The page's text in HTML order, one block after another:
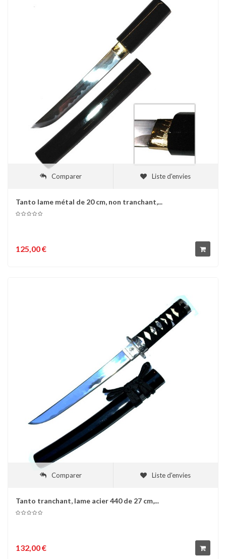
Comparer Liste d'envies
Tanto lame métal de 20 cm, non tranchant,...
125,00 €
Comparer Liste d'envies
Tanto tranchant, lame acier 440 de 27 cm,...
132,00 €